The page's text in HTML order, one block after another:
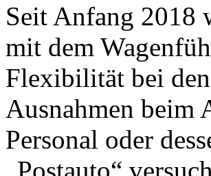
Seit Anfang 2018
mit dem
Flexibilität bei
Ausnahmen beim
Personal oder
„Postauto“